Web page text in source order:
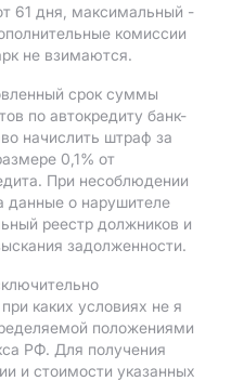
61 дня, максимальный -
комиссии
не взимаются.
срок суммы
по автокредиту банк-
начислить штраф за
0,1% от
При несоблюдении
данные о нарушителе
реестр должников и
задолженности.
каких условиях не я
положениями
РФ. Для получения
и стоимости указанных